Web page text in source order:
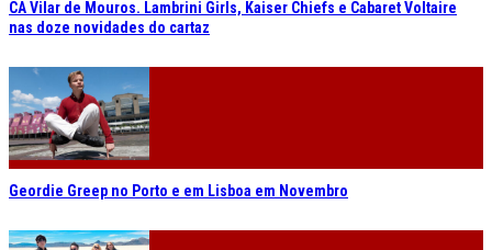
CA Vilar de Mouros. Lambrini Girls, Kaiser Chiefs e Cabaret Voltaire
nas doze novidades do cartaz
Geordie Greep no Porto e em Lisboa em Novembro